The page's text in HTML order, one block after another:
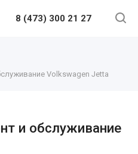
8 (473) 300 21 27
Volkswagen Jetta
и обслуживание